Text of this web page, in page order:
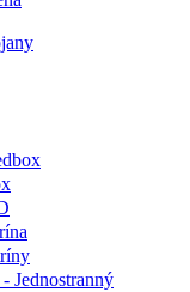
Jednostranný